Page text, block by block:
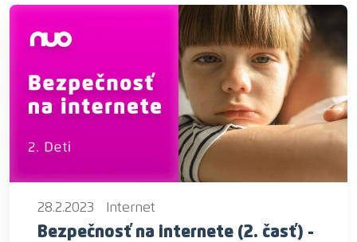
28.2.2023 Internet
Bezpečnosť na internete (2. časť) -